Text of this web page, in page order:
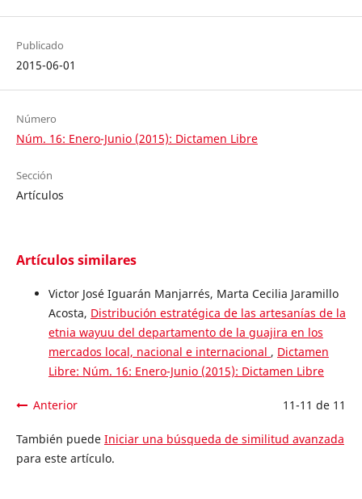
Publicado
2015-06-01
Número
Núm. 16: Enero-Junio (2015): Dictamen Libre
Sección
Artículos
Artículos similares
Victor José Iguarán Manjarrés, Marta Cecilia Jaramillo
Acosta, Distribución estratégica de las artesanías de la
etnia wayuu del departamento de la guajira en los
mercados local, nacional e internacional , Dictamen
Libre: Núm. 16: Enero-Junio (2015): Dictamen Libre
Anterior 11-11 de 11
También puede Iniciar una búsqueda de similitud avanzada
para este artículo.